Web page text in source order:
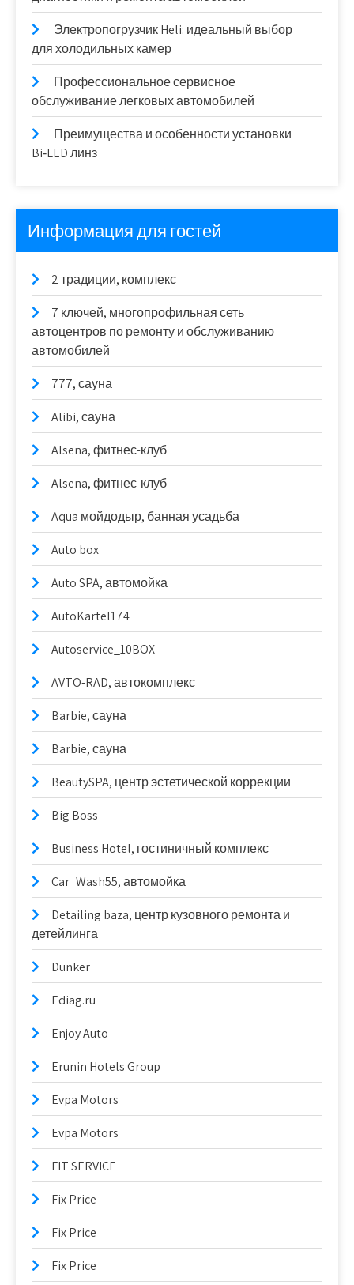
Электропогрузчик Heli: идеальный выбор
для холодильных камер
Профессиональное сервисное
обслуживание легковых автомобилей
Преимущества и особенности установки
Bi‑LED линз
Информация для гостей
2 традиции, комплекс
7 ключей, многопрофильная сеть
автоцентров по ремонту и обслуживанию
автомобилей
777, сауна
Alibi, сауна
Alsena, фитнес-клуб
Alsena, фитнес-клуб
Aqua мойдодыр, банная усадьба
Auto box
Auto SPA, автомойка
AutoKartel174
Autoservice_10BOX
AVTO-RAD, автокомплекс
Barbie, сауна
Barbie, сауна
BeautySPA, центр эстетической коррекции
Big Boss
Business Hotel, гостиничный комплекс
Car_Wash55, автомойка
Detailing baza, центр кузовного ремонта и
детейлинга
Dunker
Ediag.ru
Enjoy Auto
Erunin Hotels Group
Evpa Motors
Evpa Motors
FIT SERVICE
Fix Price
Fix Price
Fix Price